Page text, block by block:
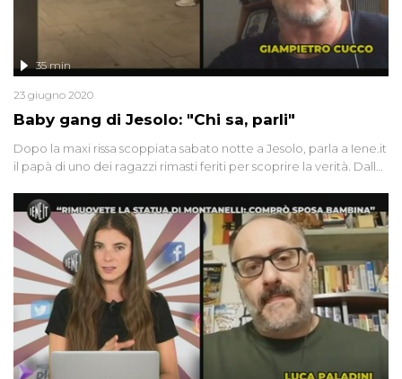
Baby gang di Jesolo: "Chi sa, parli"
35 min
23 giugno 2020
Dopo la maxi rissa scoppiata sabato notte a Jesolo, parla a Iene.it
il papà di uno dei ragazzi rimasti feriti per scoprire la verità. Dalla
Germania a Olbia (e ritorno!). Simona vive con il marito, malato di
tumore, al quinto piano senza ascensore: "aiutatemi". Infine,
Davide Acito ci mostra in esclusiva le immagini della riapertura
del festival della carne di cane di Yulin